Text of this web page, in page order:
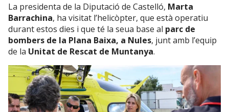
La presidenta de la Diputació de Castelló, Marta
Barrachina, ha visitat l’helicòpter, que està operatiu
durant estos dies i que té la seua base al parc de
bombers de la Plana Baixa, a Nules, junt amb l’equip
de la Unitat de Rescat de Muntanya.